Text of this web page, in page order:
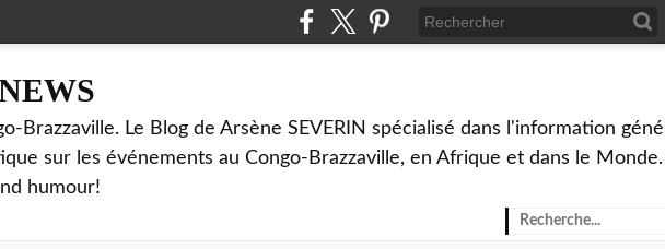
Brazzaville. Le Blog de Arsène SEVERIN spécialisé dans l'information
sur les événements au Congo-Brazzaville, en Afrique et dans le Monde.
humour!